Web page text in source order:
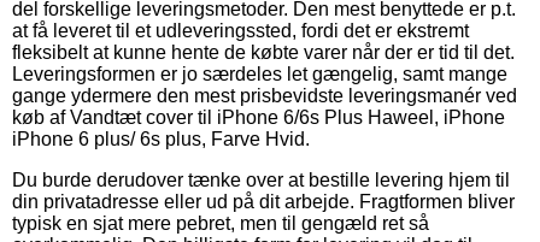
del forskellige leveringsmetoder. Den mest benyttede er p.t.
at få leveret til et udleveringssted, fordi det er ekstremt
fleksibelt at kunne hente de købte varer når der er tid til det.
Leveringsformen er jo særdeles let gængelig, samt mange
gange ydermere den mest prisbevidste leveringsmanér ved
køb af Vandtæt cover til iPhone 6/6s Plus Haweel, iPhone
iPhone 6 plus/ 6s plus, Farve Hvid.
Du burde derudover tænke over at bestille levering hjem til
din privatadresse eller ud på dit arbejde. Fragtformen bliver
typisk en sjat mere pebret, men til gengæld ret så